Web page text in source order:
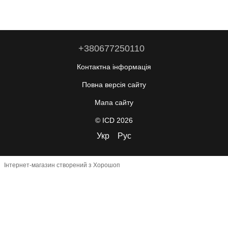
+380677250110
Контактна інформація
Повна версія сайту
Мапа сайту
© ICD 2026
Укр Рус
Інтернет-магазин створений з Хорошоп